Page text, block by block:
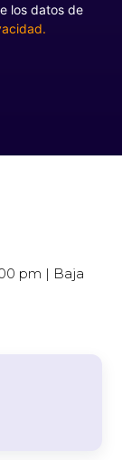
los datos de
pm | Baja